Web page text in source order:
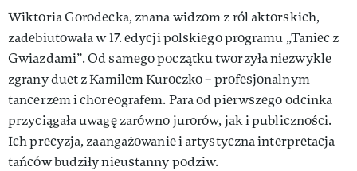
Wiktoria Gorodecka, znana widzom z ról aktorskich,
zadebiutowała w 17. edycji polskiego programu „Taniec z
Gwiazdami”. Od samego początku tworzyła niezwykle
zgrany duet z Kamilem Kuroczko – profesjonalnym
tancerzem i choreografem. Para od pierwszego odcinka
przyciągała uwagę zarówno jurorów, jak i publiczności.
Ich precyzja, zaangażowanie i artystyczna interpretacja
tańców budziły nieustanny podziw.